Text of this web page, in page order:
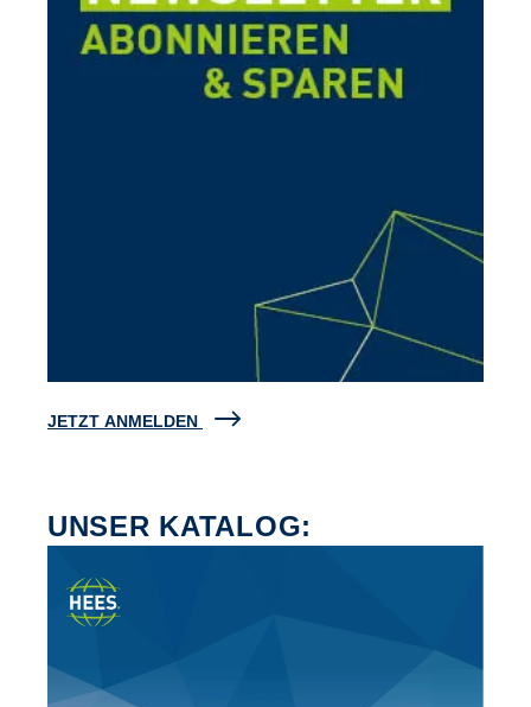
JETZT ANMELDEN
UNSER KATALOG: